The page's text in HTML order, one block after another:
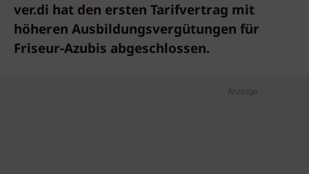
ver.di hat den ersten Tarifvertrag mit
höheren Ausbildungsvergütungen für
Friseur-Azubis abgeschlossen.
Anzeige